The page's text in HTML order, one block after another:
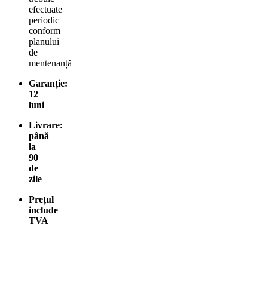
efectuate
periodic
conform
planului
de
mentenanță
Garanție:
12
luni
Livrare:
până
la
90
de
zile
Prețul
include
TVA